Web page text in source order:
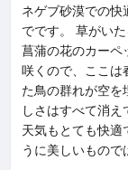
ネゲブ砂漠での快
でです。 草がい
菖蒲の花のカーペ
咲くので、ここは
た鳥の群れが空を
しさはすべて消
天気もとても快適
うに美しいもので